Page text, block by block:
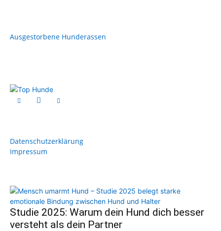
Ausgestorbene Hunderassen
Datenschutzerklärung
Impressum
Studie 2025: Warum dein Hund dich besser
versteht als dein Partner